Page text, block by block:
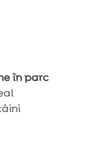
pentru
în aer liber
de
în
în parc